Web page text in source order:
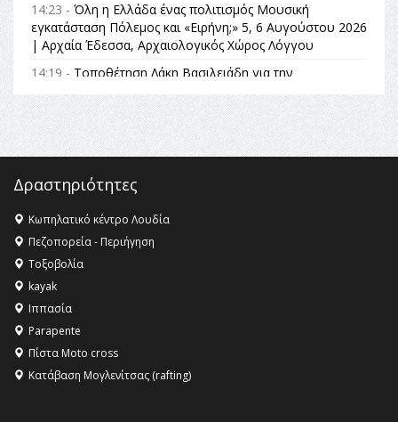
14:23 - Όλη η Ελλάδα ένας πολιτισμός Μουσική
εγκατάσταση Πόλεμος και «Ειρήνη;» 5, 6 Αυγούστου 2026
| Αρχαία Έδεσσα, Αρχαιολογικός Χώρος Λόγγου
14:19 - Τοποθέτηση Λάκη Βασιλειάδη για την
Αναθεώρηση του Συντάγματος: «Σε τέτοιες κορυφαίες
θεσμικές διαδικασίες υπάρχει μόνο η ευθύνη απέναντι
στις επόμενες γενιές»
16:35 -Το πρόγραμμα του ΠΑΟΚ στον δεύτερο γύρο του
16:27 - Όλυμπος: Εντάχθηκε στον Κατάλογο Παγκόσμιας
Κληρονομιάς της UNESCO – Ομόφωνη η απόφαση Ο
Όλυμπος αναγνωρίστηκε ως φυσικό και πολιτιστικό
αγαθό εξέχουσας οικουμενικής αξίας για την
ανθρωπότητα
16:18 -
ΣΤΗΝ ΕΔΕΣΣΑ
Δραστηριότητες
Κωπηλατικό κέντρο Λουδία
Πεζοπορεία - Περιήγηση
Τοξοβολία
kayak
Ιππασία
Parapente
Πίστα Moto cross
Κατάβαση Μογλενίτσας (rafting)